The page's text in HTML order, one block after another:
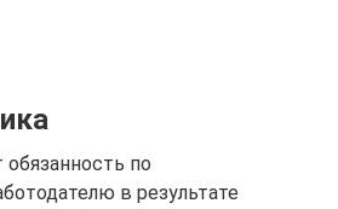
по
в результате